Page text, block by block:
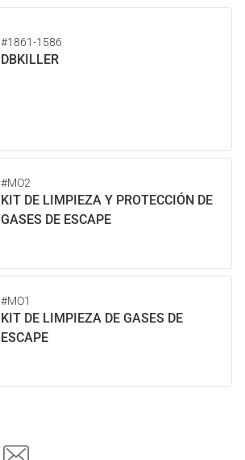
#1861-1586
DBKILLER
#MO2
KIT DE LIMPIEZA Y PROTECCIÓN DE
GASES DE ESCAPE
#MO1
KIT DE LIMPIEZA DE GASES DE
ESCAPE